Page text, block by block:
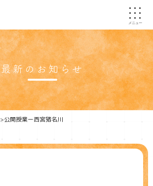
メニュー
最新のお知らせ
>公開授業ー西宮猪名川